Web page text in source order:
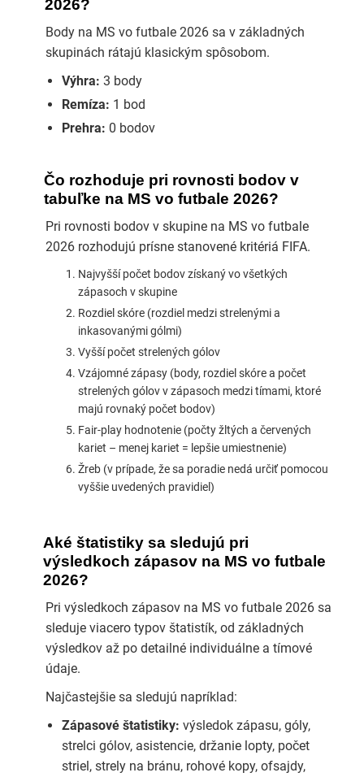
2026?
Body na MS vo futbale 2026 sa v základných
skupinách rátajú klasickým spôsobom.
Výhra: 3 body
Remíza: 1 bod
Prehra: 0 bodov
Čo rozhoduje pri rovnosti bodov v
tabuľke na MS vo futbale 2026?
Pri rovnosti bodov v skupine na MS vo futbale
2026 rozhodujú prísne stanovené kritériá FIFA.
Najvyšší počet bodov získaný vo všetkých
zápasoch v skupine
Rozdiel skóre (rozdiel medzi strelenými a
inkasovanými gólmi)
Vyšší počet strelených gólov
Vzájomné zápasy (body, rozdiel skóre a počet
strelených gólov v zápasoch medzi tímami, ktoré
majú rovnaký počet bodov)
Fair-play hodnotenie (počty žltých a červených
kariet – menej kariet = lepšie umiestnenie)
Žreb (v prípade, že sa poradie nedá určiť pomocou
vyššie uvedených pravidiel)
Aké štatistiky sa sledujú pri
výsledkoch zápasov na MS vo futbale
2026?
Pri výsledkoch zápasov na MS vo futbale 2026 sa
sleduje viacero typov štatistík, od základných
výsledkov až po detailné individuálne a tímové
údaje.
Najčastejšie sa sledujú napríklad:
Zápasové štatistiky: výsledok zápasu, góly,
strelci gólov, asistencie, držanie lopty, počet
striel, strely na bránu, rohové kopy, ofsajdy,